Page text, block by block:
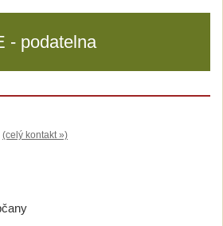
- podatelna
(celý kontakt »)